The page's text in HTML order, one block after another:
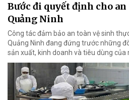
Bước đi quyết định cho
Quảng Ninh
Công tác đảm bảo an toàn vệ sinh
Quảng Ninh đang đứng trước những
sản xuất, kinh doanh và tiêu dùng của